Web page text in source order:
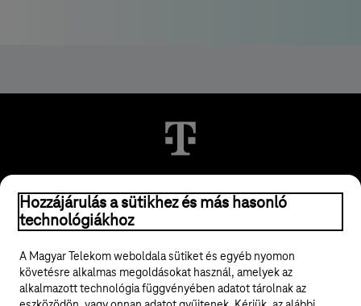
© 2026 Magyar Telekom Nyrt.
ÁSZF
Hozzájárulás a sütikhez és más hasonló
technológiákhoz
A Magyar Telekom weboldala sütiket és egyéb nyomon
követésre alkalmas megoldásokat használ, amelyek az
alkalmazott technológia függvényében adatot tárolnak az